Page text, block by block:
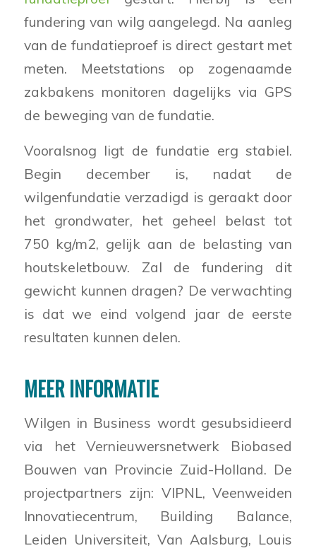
fundering van wilg aangelegd. Na aanleg
van de fundatieproef is direct gestart met
meten. Meetstations op zogenaamde
zakbakens monitoren dagelijks via GPS
de beweging van de fundatie.
Vooralsnog ligt de fundatie erg stabiel.
Begin december is, nadat de
wilgenfundatie verzadigd is geraakt door
het grondwater, het geheel belast tot
750 kg/m2, gelijk aan de belasting van
houtskeletbouw. Zal de fundering dit
gewicht kunnen dragen? De verwachting
is dat we eind volgend jaar de eerste
resultaten kunnen delen.
MEER INFORMATIE
Wilgen in Business wordt gesubsidieerd
via het Vernieuwersnetwerk Biobased
Bouwen van Provincie Zuid-Holland. De
projectpartners zijn: VIPNL, Veenweiden
Innovatiecentrum, Building Balance,
Leiden Universiteit, Van Aalsburg, Louis